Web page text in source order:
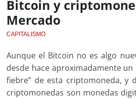
Bitcoin y
Mercado
CAPITALISMO
Aunque el Bitcoin no es algo
desde hace aproximadamente un
fiebre” de esta criptomoneda, y
criptomonedas son monedas